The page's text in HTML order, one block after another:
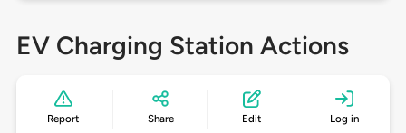
EV Charging Station Actions
Report Share Edit Log in